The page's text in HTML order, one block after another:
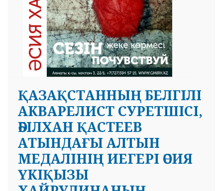
ҚАЗАҚСТАННЫҢ БЕЛГІЛІ
АКВАРЕЛИСТ СУРЕТШІСІ,
ӘБІЛХАН ҚАСТЕЕВ
АТЫНДАҒЫ АЛТЫН
МЕДАЛІНІҢ ИЕГЕРІ ӘСИЯ
ҮКІҚЫЗЫ